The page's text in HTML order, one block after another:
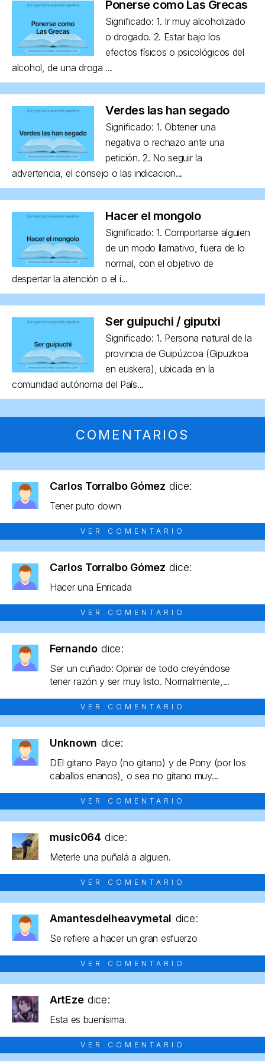
Ponerse como Las Grecas
Significado: 1. Ir muy alcoholizado
o drogado. 2. Estar bajo los
efectos físicos o psicológicos del
alcohol, de una droga ...
Verdes las han segado
Significado: 1. Obtener una
negativa o rechazo ante una
petición. 2. No seguir la
advertencia, el consejo o las indicacion...
Hacer el mongolo
Significado: 1. Comportarse alguien
de un modo llamativo, fuera de lo
normal, con el objetivo de
despertar la atención o el i...
Ser guipuchi / giputxi
Significado: 1. Persona natural de la
provincia de Guipúzcoa (Gipuzkoa
en euskera), ubicada en la
comunidad autónoma del País...
COMENTARIOS
Carlos Torralbo Gómez dice:
Tener puto down
VER COMENTARIO
Carlos Torralbo Gómez dice:
Hacer una Enricada
VER COMENTARIO
Fernando dice:
Ser un cuñado: Opinar de todo creyéndose
tener razón y ser muy listo. Normalmente,...
VER COMENTARIO
Unknown dice:
DEl gitano Payo (no gitano) y de Pony (por los
caballos enanos), o sea no gitano muy...
VER COMENTARIO
music064 dice:
Meterle una puñalá a alguien.
VER COMENTARIO
Amantesdelheavymetal dice:
Se refiere a hacer un gran esfuerzo
VER COMENTARIO
ArtEze dice:
Esta es buenísima.
VER COMENTARIO